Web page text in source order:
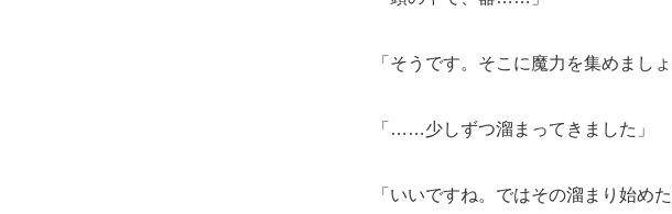
「そうです。そこに魔力を集めましょ
「……少しずつ溜まってきました」
「いいですね。ではその溜まり始め